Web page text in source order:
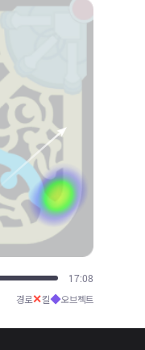
18:52
경로✕킬◆오브젝트